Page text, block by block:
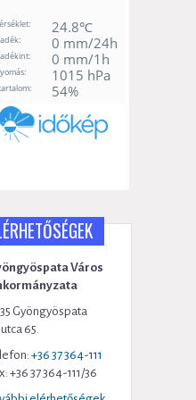
Város
Gyöngyöspata
utca 65.
+36 37 364-111
+36 37 364-111/36